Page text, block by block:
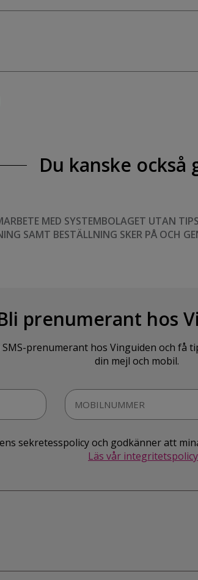
Du kanske också
MED SYSTEMBOLAGET UTAN
SAMT BESTÄLLNING SKER PÅ OCH
prenumerant hos
prenumerant hos Vinguiden och få
din mejl och mobil.
sekretesspolicy och godkänner att
Läs vår integritetspolicy